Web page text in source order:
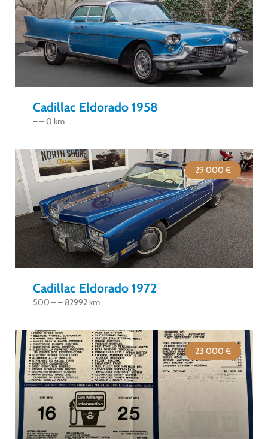
Cadillac Eldorado 1958
– – 0 km
29 000 €
Cadillac Eldorado 1972
500 – – 82992 km
23 000 €